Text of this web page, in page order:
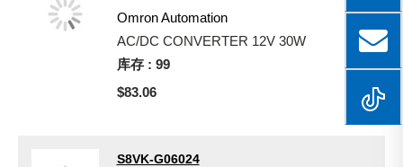
Omron Automation
AC/DC CONVERTER 12V 30W
库存 : 99
$83.06
S8VK-G06024